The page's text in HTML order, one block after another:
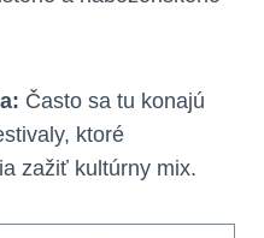
Často sa tu konajú
ktoré
zažiť kultúrny mix.